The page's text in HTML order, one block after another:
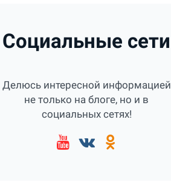
Социальные сети
Делюсь интересной информацией
не только на блоге, но и в
социальных сетях!